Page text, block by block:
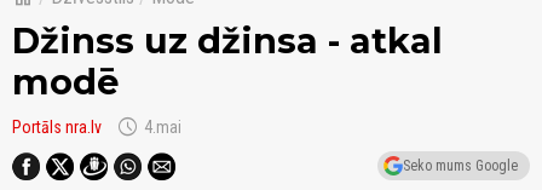
Džinss uz džinsa - atkal
modē
Portāls nra.lv schedule 4.mai
Seko mums Google